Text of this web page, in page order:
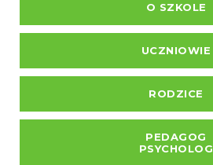
O SZKOLE
UCZNIOWIE
RODZICE
PEDAGOG
PSYCHOLOG